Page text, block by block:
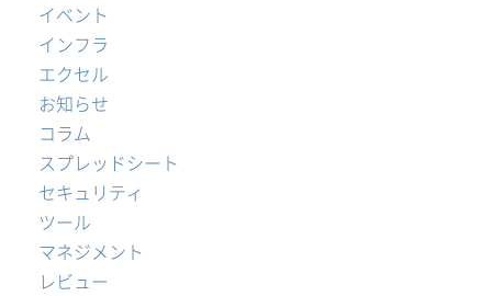
イベント
インフラ
エクセル
お知らせ
コラム
スプレッドシート
セキュリティ
ツール
マネジメント
レビュー